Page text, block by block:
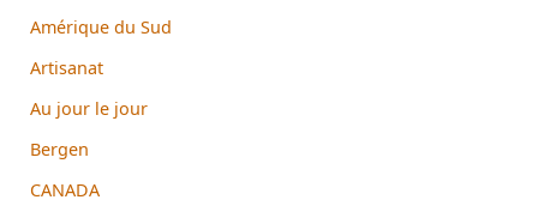
Amérique du Sud
Artisanat
Au jour le jour
Bergen
CANADA